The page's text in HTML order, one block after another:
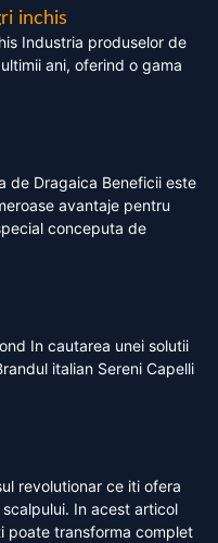
inchis
Industria produselor de
ani, oferind o gama
de Dragaica Beneficii este
avantaje pentru
conceputa de
In cautarea unei solutii
italian Sereni Capelli
revolutionar ce iti ofera
In acest articol
poate transforma complet